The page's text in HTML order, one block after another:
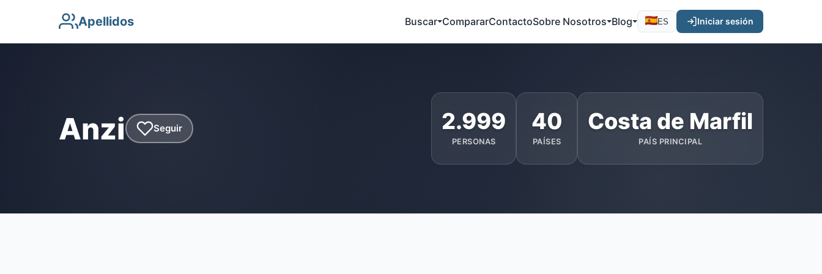
Apellidos Buscar CompararContactoSobre Nosotros Blog ES Iniciar sesión
Anzi Seguir 2.999
PERSONAS
40
PAÍSES
Costa de Marfil
PAÍS PRINCIPAL